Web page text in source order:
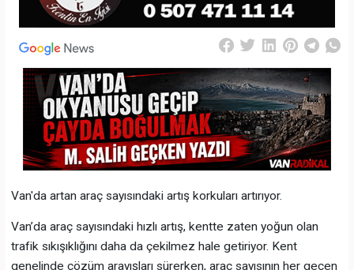
Van'da artan araç sayısındaki artış korkuları artırıyor.
Van’da araç sayısındaki hızlı artış, kentte zaten yoğun olan
trafik sıkışıklığını daha da çekilmez hale getiriyor. Kent
genelinde çözüm arayışları sürerken, araç sayısının her geçen